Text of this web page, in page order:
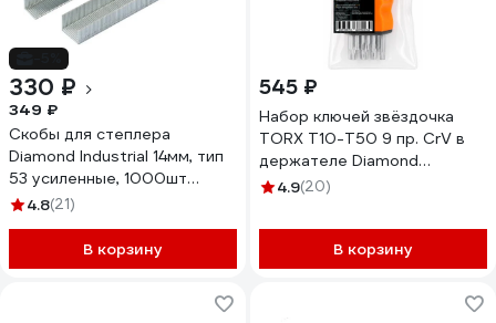
330 ₽
349 ₽
Скобы для степлера
Diamond Industrial 14мм, тип
53 усиленные, 1000шт
DIDSKOB5314
4.8(21)
В корзину
545 ₽
Набор ключей звёздочка
TORX T10-T50 9 пр. CrV в
держателе Diamond
Industrial DIDTORX1510
4.9(20)
В корзину